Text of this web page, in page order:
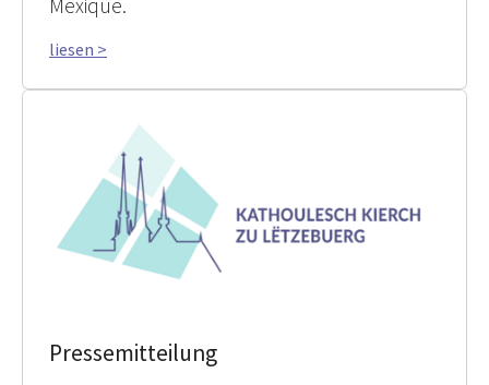
Mexique.
liesen >
Pressemitteilung